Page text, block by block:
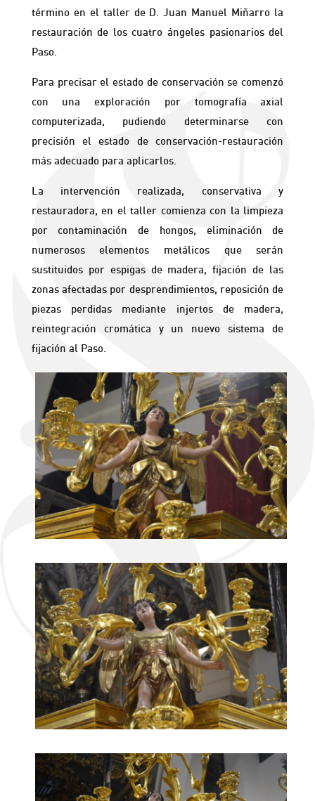
término en el taller de D. Juan Manuel Miñarro la
restauración de los cuatro ángeles pasionarios del
Paso.
Para precisar el estado de conservación se comenzó
con una exploración por tomografía axial
computerizada, pudiendo determinarse con
precisión el estado de conservación-restauración
más adecuado para aplicarlos.
La intervención realizada, conservativa y
restauradora, en el taller comienza con la limpieza
por contaminación de hongos, eliminación de
numerosos elementos metálicos que serán
sustituidos por espigas de madera, fijación de las
zonas afectadas por desprendimientos, reposición de
piezas perdidas mediante injertos de madera,
reintegración cromática y un nuevo sistema de
fijación al Paso.